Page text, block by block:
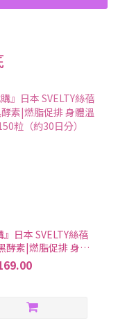
』日本 SVELTY絲蓓
酵素|燃脂促排 身體
粒（約30日分）